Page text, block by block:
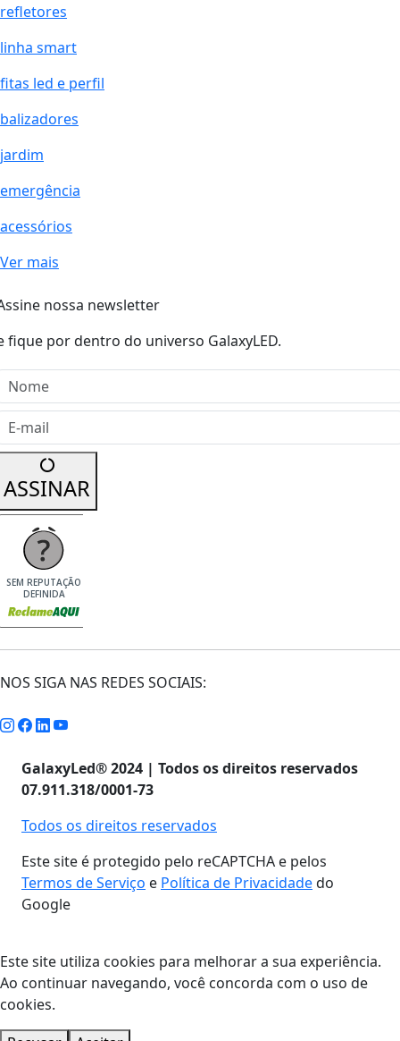
refletores
linha smart
fitas led e perfil
balizadores
jardim
emergência
acessórios
Ver mais
nossa newsletter
fique por dentro do universo GalaxyLED.
mail
ASSINAR
SEM REPUTAÇÃO
DEFINIDA
NOS SIGA NAS REDES SOCIAIS:
GalaxyLed® 2024 | Todos os direitos reservados
07.911.318/0001-73
Todos os direitos reservados
Este site é protegido pelo reCAPTCHA e pelos
Termos de Serviço e Política de Privacidadedo
Google
Este site utiliza cookies para melhorar a sua experiência.
Ao continuar navegando, você concorda com o uso de
cookies.